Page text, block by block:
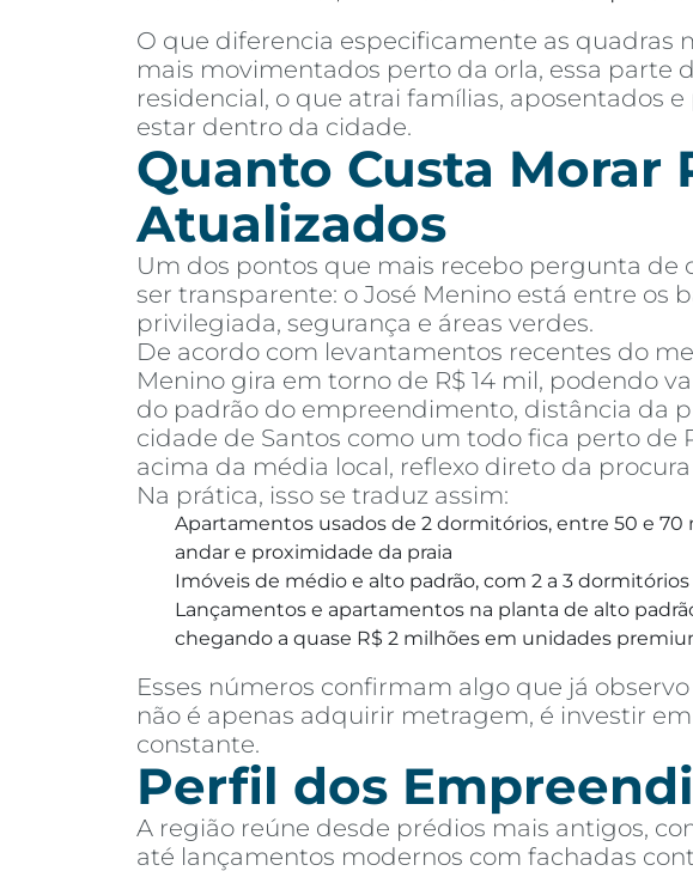
O que diferencia especificamente as quadras
mais movimentados perto da orla, essa parte
residencial, o que atrai famílias, aposentados
estar dentro da cidade.
Quanto Custa Morar
Atualizados
Um dos pontos que mais recebo pergunta de
ser transparente: o José Menino está entre os
privilegiada, segurança e áreas verdes.
De acordo com levantamentos recentes do
Menino gira em torno de R$ 14 mil, podendo
do padrão do empreendimento, distância da
cidade de Santos como um todo fica perto de
acima da média local, reflexo direto da
Na prática, isso se traduz assim:
Apartamentos usados de 2 dormitórios, entre 50 e
andar e proximidade da praia
Imóveis de médio e alto padrão, com 2 a 3
Lançamentos e apartamentos na planta de alto
chegando a quase R$ 2 milhões em unidades
Esses números confirmam algo que já
não é apenas adquirir metragem, é investir
constante.
Perfil dos
A região reúne desde prédios mais antigos,
até lançamentos modernos com fachadas